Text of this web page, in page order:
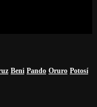
Beni Pando Oruro Potosí